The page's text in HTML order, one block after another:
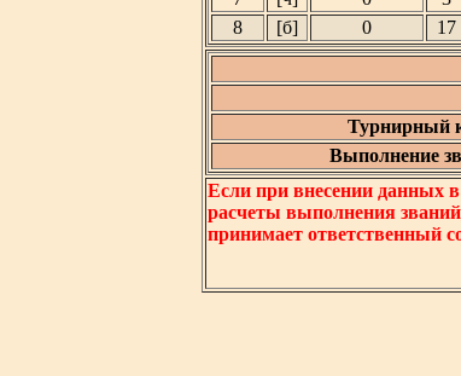
8
[б] 0 17
Турнирный
Выполнение
Если при внесении данных
расчеты выполнения
принимает ответственный